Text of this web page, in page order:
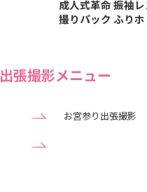
成人式革命振袖
撮りパック ふりホ
出張撮影メニュー
お宮参り出張撮影